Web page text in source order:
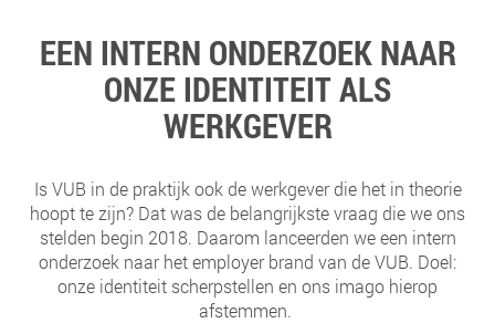
EEN INTERN ONDERZOEK NAAR
ONZE IDENTITEIT ALS
WERKGEVER
Is VUB in de praktijk ook de werkgever die het in theorie
hoopt te zijn? Dat was de belangrijkste vraag die we ons
stelden begin 2018. Daarom lanceerden we een intern
onderzoek naar het employer brand van de VUB. Doel:
onze identiteit scherpstellen en ons imago hierop
afstemmen.